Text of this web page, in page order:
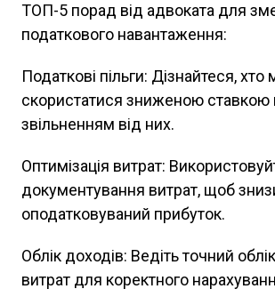
ТОП-5 порад від адвоката для
податкового навантаження:
Податкові пільги: Дізнайтеся,
скористатися зниженою ставкою
звільненням від них.
Оптимізація витрат:
документування витрат, щоб
оподатковуваний прибуток.
Облік доходів: Ведіть точний
витрат для коректного